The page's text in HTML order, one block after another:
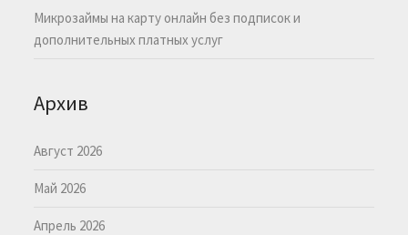
Микрозаймы на карту онлайн без подписок и
дополнительных платных услуг
Архив
Август 2026
Май 2026
Апрель 2026